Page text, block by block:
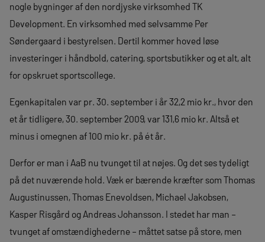
nogle bygninger af den nordjyske virksomhed TK
Development. En virksomhed med selvsamme Per
Søndergaard i bestyrelsen. Dertil kommer hoved løse
investeringer i håndbold, catering, sportsbutikker og et alt, alt
for opskruet sportscollege.
Egenkapitalen var pr. 30. september i år 32,2 mio kr., hvor den
et år tidligere, 30. september 2009, var 131,6 mio kr. Altså et
minus i omegnen af 100 mio kr. på ét år.
Derfor er man i AaB nu tvunget til at nøjes. Og det ses tydeligt
på det nuværende hold. Væk er bærende kræfter som Thomas
Augustinussen, Thomas Enevoldsen, Michael Jakobsen,
Kasper Risgård og Andreas Johansson. I stedet har man –
tvunget af omstændighederne – måttet satse på store, men